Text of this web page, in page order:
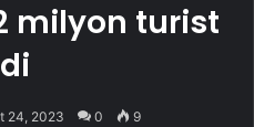
milyon turist
24, 2023 0 9